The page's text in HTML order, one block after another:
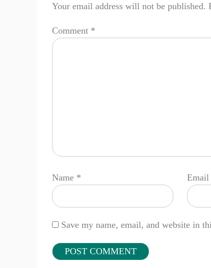
Your email address will not be published.
Comment *
Name * Email
Save my name, email, and website in